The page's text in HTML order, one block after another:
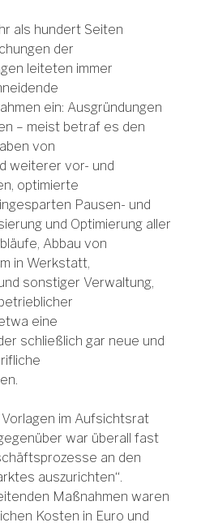
als hundert Seiten
der
leiteten immer
ein: Ausgründungen
– meist betraf es den
von
weiterer vor- und
optimierte
Pausen- und
und Optimierung aller
Abbau von
in Werkstatt,
sonstiger Verwaltung,
eine
schließlich gar neue und
im Aufsichtsrat
war überall fast
an den
auszurichten“.
Maßnahmen waren
Kosten in Euro und